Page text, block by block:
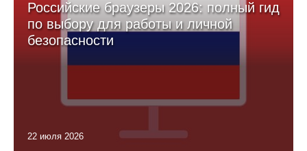
Российские браузеры 2026: полный гид
по выбору для работы и личной
безопасности
22 июля 2026